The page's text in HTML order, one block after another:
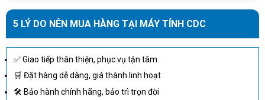
Audible Alarm
Alarm when on battery: distinctive low
battery alarm: overload continuous tone
alarm
Emergency
Power Off
(EPO)
Yes
5 LÝ DO NÊN MUA HÀNG TẠI MÁY TÍNH CDC
✅ Giao tiếp thân thiện, phục vụ tận tâm
🛒 Đặt hàng dễ dàng, giá thành linh hoạt
🛠 Bảo hành chính hãng, bảo trì trọn đời